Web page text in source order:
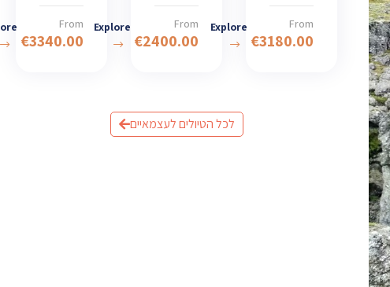
From
€3180.00
Explore
From
€2400.00
Explore
From
€3340.00
לכל הטיולים לעצמאיים